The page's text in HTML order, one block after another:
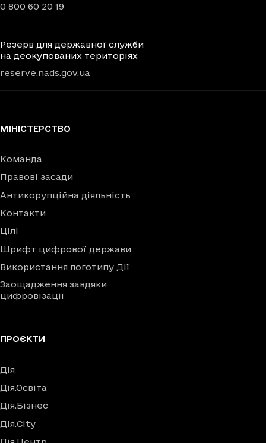
0 800 60 20 19
Резерв для державної служби
на деокупованих територіях
reserve.nads.gov.ua
МІНІСТЕРСТВО
Команда
Правові засади
Антикорупційна діяльність
Контакти
Цілі
Шрифт цифрової держави
Використання логотипу Дії
Заощадження завдяки
цифровізації
ПРОЄКТИ
Дія
Дія.Освіта
Дія.Бізнес
Дія.City